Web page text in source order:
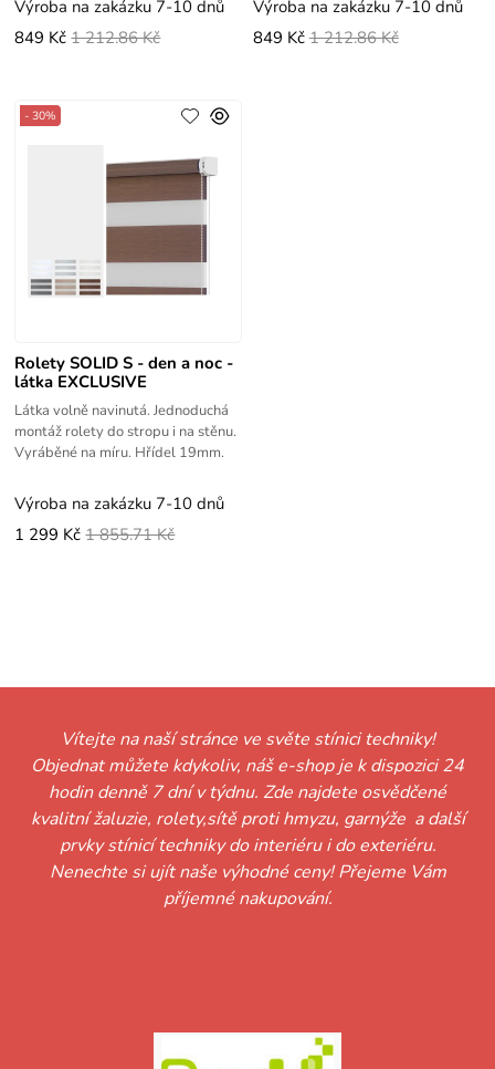
Výroba na zakázku 7-10 dnů
849 Kč 1 212.86 Kč
Výroba na zakázku 7-10 dnů
849 Kč 1 212.86 Kč
Rolety SOLID S - den a noc -
látka EXCLUSIVE
Látka volně navinutá. Jednoduchá
montáž rolety do stropu i na stěnu.
Vyráběné na míru. Hřídel 19mm.
- 30%
Výroba na zakázku 7-10 dnů
1 299 Kč 1 855.71 Kč
Vítejte na naší stránce ve světe stínici techniky!
Objednat můžete kdykoliv, náš e-shop je k dispozici 24
hodin denně 7 dní v týdnu. Zde najdete osvědčené
kvalitní žaluzie, rolety,sítě proti hmyzu, garnýže a další
prvky stínicí techniky do interiéru i do exteriéru.
Nenechte si ujít naše výhodné ceny! Přejeme Vám
příjemné nakupování.